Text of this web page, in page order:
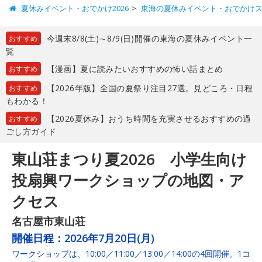
夏休みイベント・おでかけ2026 東海の夏休みイベント・おでかけ
おすすめ
今週末8/8(土)～8/9(日)開催の東海の夏休みイベント一
覧
おすすめ 【漫画】夏に読みたいおすすめの怖い話まとめ
おすすめ
【2026年版】全国の夏祭り注目27選。見どころ・日程
もわかる！
おすすめ
【2026夏休み】おうち時間を充実させるおすすめの過
ごし方ガイド
東山荘まつり夏2026 小学生向け
投扇興ワークショップの地図・ア
クセス
名古屋市東山荘
開催日程： 2026年7月20日(月)
ワークショップは、10:00／11:00／13:00／14:00の4回開催。1コ